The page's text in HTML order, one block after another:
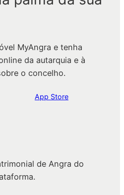
MyAngra e tenha
da autarquia e à
o concelho.
App Store
de Angra do